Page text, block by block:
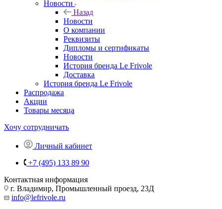
Новости
Назад
Новости
О компании
Реквизиты
Дипломы и сертификаты
Новости
История бренда Le Frivole
Доставка
История бренда Le Frivole
Распродажа
Акции
Товары месяца
Хочу сотрудничать
Личный кабинет
+7 (495) 133 89 90
Контактная информация
г. Владимир, Промышленный проезд, 23Д
info@lefrivole.ru